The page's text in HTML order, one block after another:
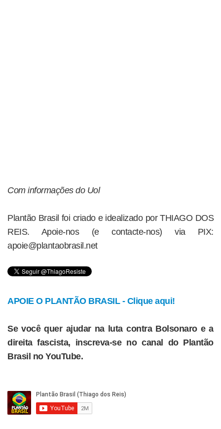
Com informações do Uol
Plantão Brasil foi criado e idealizado por THIAGO DOS
REIS. Apoie-nos (e contacte-nos) via PIX:
apoie@plantaobrasil.net
APOIE O PLANTÃO BRASIL - Clique aqui!
Se você quer ajudar na luta contra Bolsonaro e a
direita fascista, inscreva-se no canal do Plantão
Brasil no YouTube.